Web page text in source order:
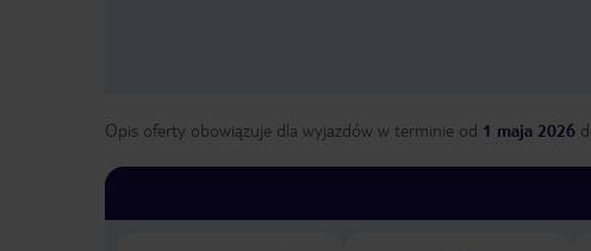
Opis oferty obowiązuje dla wyjazdów w terminie od 1 maja 2026